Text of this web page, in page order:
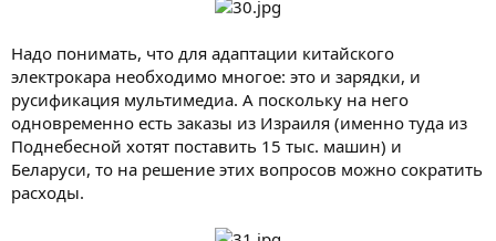
Надо понимать, что для адаптации китайского
электрокара необходимо многое: это и зарядки, и
русификация мультимедиа. А поскольку на него
одновременно есть заказы из Израиля (именно туда из
Поднебесной хотят поставить 15 тыс. машин) и
Беларуси, то на решение этих вопросов можно сократить
расходы.